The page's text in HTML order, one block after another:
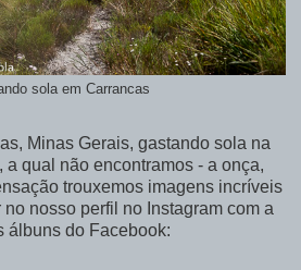
sola em Carrancas
Minas Gerais, gastando sola na
a qual não encontramos - a onça,
trouxemos imagens incríveis
nosso perfil no Instagram com a
álbuns do Facebook: